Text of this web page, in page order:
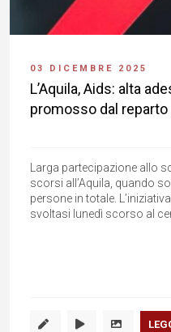
03 DICEMBRE 2025
L’Aquila, Aids: alta
promosso dal
Larga partecipazione allo
scorsi all’Aquila, quando
persone in totale.
svoltasi lunedì scorso al